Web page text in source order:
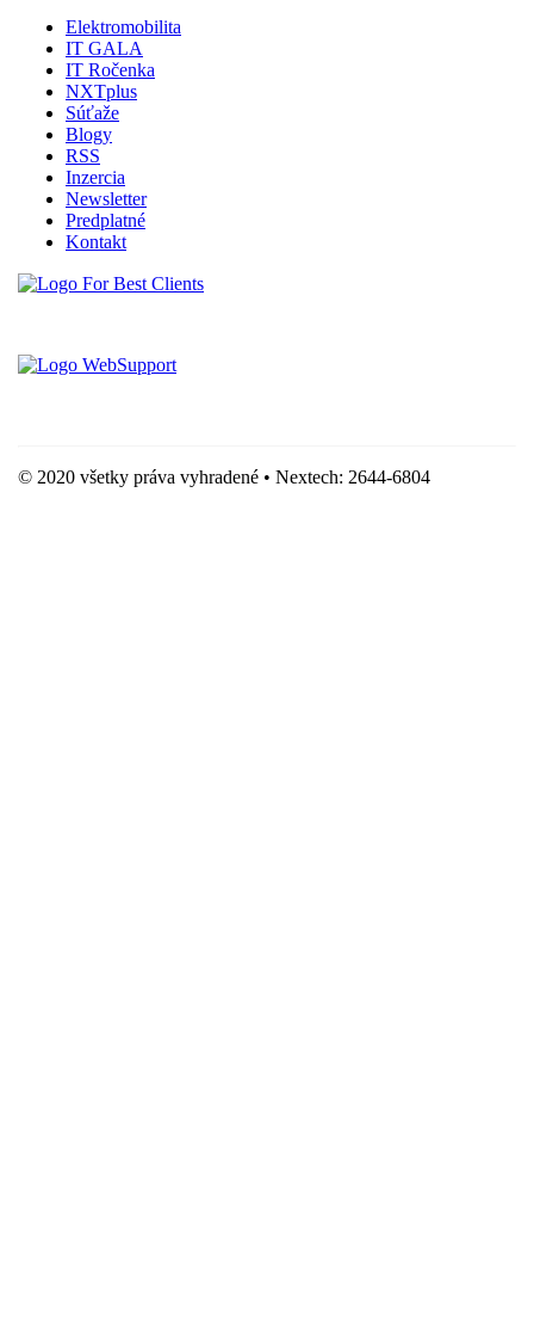
Elektromobilita
IT GALA
IT Ročenka
NXTplus
Súťaže
Blogy
RSS
Inzercia
Newsletter
Predplatné
Kontakt
© 2020 všetky práva vyhradené • Nextech: 2644-6804